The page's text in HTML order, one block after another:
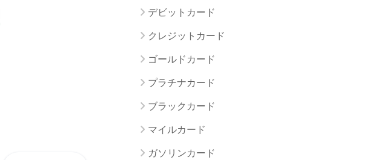
デビットカード
クレジットカード
ゴールドカード
プラチナカード
ブラックカード
マイルカード
ガソリンカード